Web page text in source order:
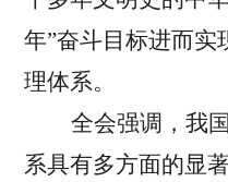
年”奋斗目标进而实
理体系。
全会强调，我
系具有多方面的显